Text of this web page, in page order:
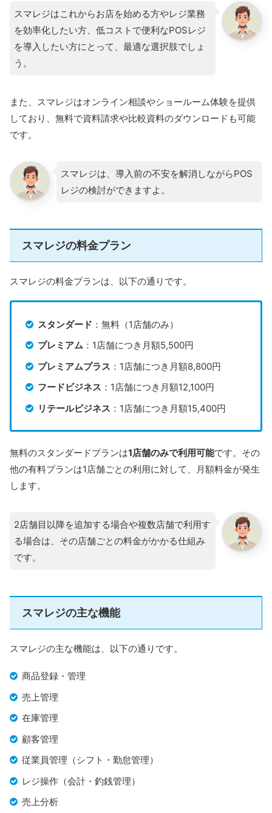
スマレジはこれからお店を始める方やレジ業務
を効率化したい方、低コストで便利なPOSレジ
を導入したい方にとって、最適な選択肢でしょ
う。
また、スマレジはオンライン相談やショールーム体験を提供
しており、無料で資料請求や比較資料のダウンロードも可能
です。
スマレジは、導入前の不安を解消しながらPOS
レジの検討ができますよ。
スマレジの料金プラン
スマレジの料金プランは、以下の通りです。
スタンダード ：無料（1店舗のみ）
プレミアム：1店舗につき月額5,500円
プレミアムプラス ：1店舗につき月額8,800円
フードビジネス ：1店舗につき月額12,100円
リテールビジネス ：1店舗につき月額15,400円
無料のスタンダードプランは1店舗のみで利用可能です。その
他の有料プランは1店舗ごとの利用に対して、月額料金が発生
します。
2店舗目以降を追加する場合や複数店舗で利用す
る場合は、その店舗ごとの料金がかかる仕組み
です。
スマレジの主な機能
スマレジの主な機能は、以下の通りです。
商品登録・管理
売上管理
在庫管理
顧客管理
従業員管理（シフト・勤怠管理）
レジ操作（会計・釣銭管理）
売上分析